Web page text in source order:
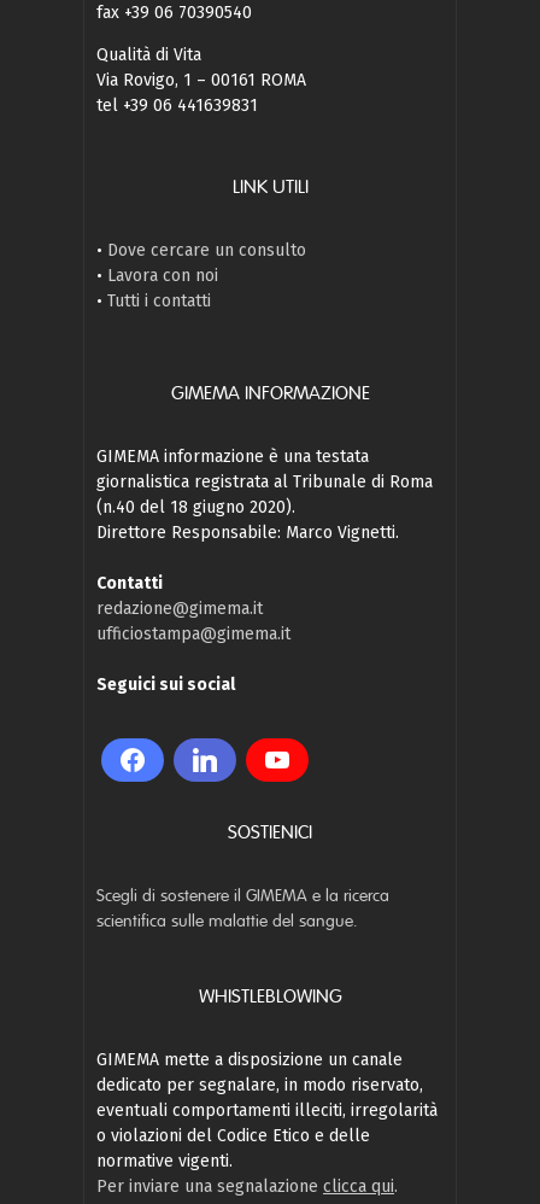
fax +39 06 70390540
Qualità di Vita
Via Rovigo, 1 – 00161 ROMA
tel +39 06 441639831
LINK UTILI
• Dove cercare un consulto
• Lavora con noi
• Tutti i contatti
GIMEMA INFORMAZIONE
GIMEMA informazione è una testata
giornalistica registrata al Tribunale di Roma
(n.40 del 18 giugno 2020).
Direttore Responsabile: Marco Vignetti.
Contatti
redazione@gimema.it
ufficiostampa@gimema.it
Seguici sui social
SOSTIENICI
Scegli di sostenere il GIMEMA e la ricerca
scientifica sulle malattie del sangue.
WHISTLEBLOWING
GIMEMA mette a disposizione un canale
dedicato per segnalare, in modo riservato,
eventuali comportamenti illeciti, irregolarità
o violazioni del Codice Etico e delle
normative vigenti.
Per inviare una segnalazione clicca qui.